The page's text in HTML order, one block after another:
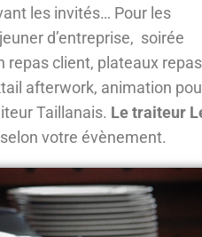
les invités… Pour les
d’entreprise, soirée
repas client, plateaux repas
afterwork, animation
Taillanais. Le traiteur
votre évènement.